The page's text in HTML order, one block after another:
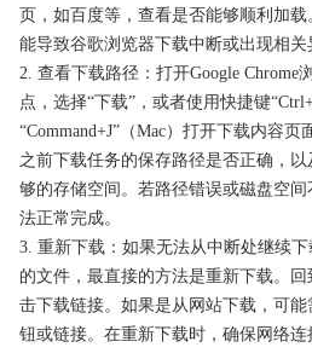
页，如百度等，查看是否能够顺利加
能导致谷歌浏览器下载中断或出现相关
2. 查看下载路径：打开Google Chrome
点，选择“下载”，或者使用快捷键
“Command+J”（Mac）打开下载内容
之前下载任务的保存路径是否正确，
够的存储空间。若路径错误或磁盘空
法正常完成。
3. 重新下载：如果无法从中断处继续
的文件，最直接的方法是重新下载。
击下载链接。如果是从网站下载，可
钮或链接。在重新下载时，确保网络